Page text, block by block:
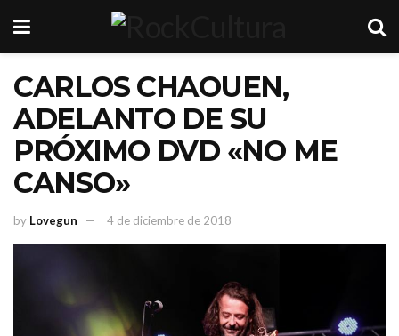
CARLOS CHAOUEN,
ADELANTO DE SU
PRÓXIMO DVD «NO ME
CANSO»
by Lovegun 4 de diciembre de 2018